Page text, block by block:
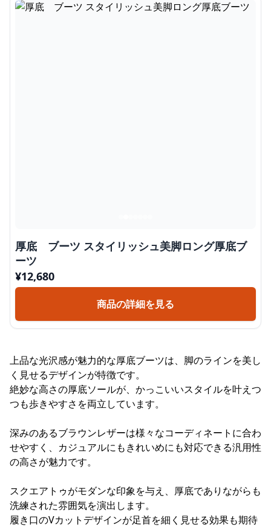
厚底 ブーツ スタイリッシュ美脚ロング厚底ブ
ーツ
¥12,680
商品の詳細を見る
上品な光沢感が魅力的な厚底ブーツは、脚のラインを美し
く見せるデザインが特徴です。
絶妙な高さの厚底ソールが、かっこいいスタイルを叶えつ
つも歩きやすさを両立しています。
深みのあるブラウンレザーは様々なコーディネートに合わ
せやすく、カジュアルにもきれいめにも対応できる汎用性
の高さが魅力です。
スクエアトゥがモダンな印象を与え、厚底でありながらも
洗練された雰囲気を演出します。
履き口のVカットデザインが足首を細く見せる効果も期待